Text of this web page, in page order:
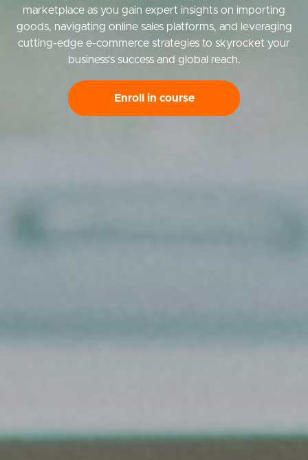
marketplace as you gain expert insights on importing
goods, navigating online sales platforms, and leveraging
cutting-edge e-commerce strategies to skyrocket your
business's success and global reach.
Enroll in course